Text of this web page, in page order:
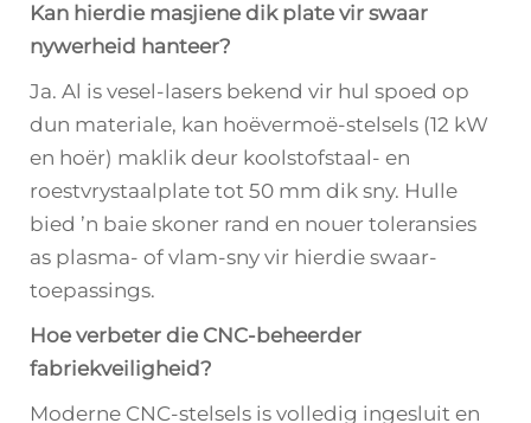
Kan hierdie masjiene dik plate vir swaar
nywerheid hanteer?
Ja. Al is vesel-lasers bekend vir hul spoed op
dun materiale, kan hoëvermoë-stelsels (12 kW
en hoër) maklik deur koolstofstaal- en
roestvrystaalplate tot 50 mm dik sny. Hulle
bied ’n baie skoner rand en nouer toleransies
as plasma- of vlam-sny vir hierdie swaar-
toepassings.
Hoe verbeter die CNC-beheerder
fabriekveiligheid?
Moderne CNC-stelsels is volledig ingesluit en